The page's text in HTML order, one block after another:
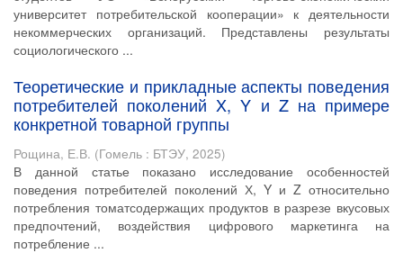
университет потребительской кооперации» к деятельности
некоммерческих организаций. Представлены результаты
социологического ...
Теоретические и прикладные аспекты поведения
потребителей поколений X, Y и Z на примере
конкретной товарной группы
Рощина, Е.В. (Гомель : БТЭУ, 2025)
В данной статье показано исследование особенностей
поведения потребителей поколений Х, Y и Z относительно
потребления томатсодержащих продуктов в разрезе вкусовых
предпочтений, воздействия цифрового маркетинга на
потребление ...